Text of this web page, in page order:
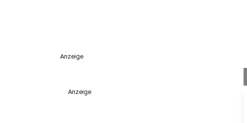
Anzeige
Anzeige